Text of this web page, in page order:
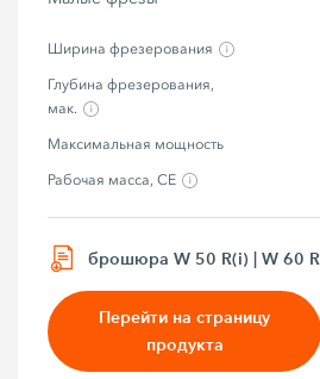
Ширина фрезерования
Глубина фрезерования,
мак.
Максимальная мощность
Рабочая масса, CE
брошюра W 50 R(i) | W 60
Перейти на страницу
продукта